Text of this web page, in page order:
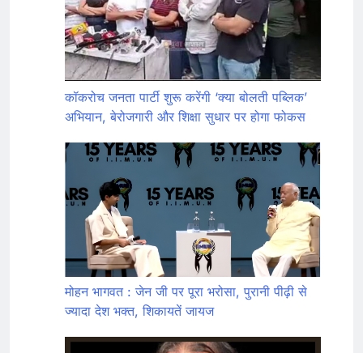
कॉकरोच जनता पार्टी शुरू करेंगी ‘क्या बोलती पब्लिक’
अभियान, बेरोजगारी और शिक्षा सुधार पर होगा फोकस
मोहन भागवत : जेन जी पर पूरा भरोसा, पुरानी पीढ़ी से
ज्यादा देश भक्त, शिकायतें जायज